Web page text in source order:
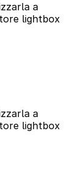
a
lightbox
a
lightbox